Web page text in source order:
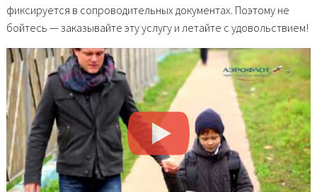
фиксируется в сопроводительных документах. Поэтому не
бойтесь — заказывайте эту услугу и летайте с удовольствием!